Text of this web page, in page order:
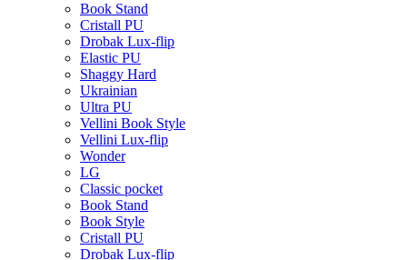
Book Stand
Cristall PU
Drobak Lux-flip
Elastic PU
Shaggy Hard
Ukrainian
Ultra PU
Vellini Book Style
Vellini Lux-flip
Wonder
LG
Classic pocket
Book Stand
Book Style
Cristall PU
Drobak Lux-flip